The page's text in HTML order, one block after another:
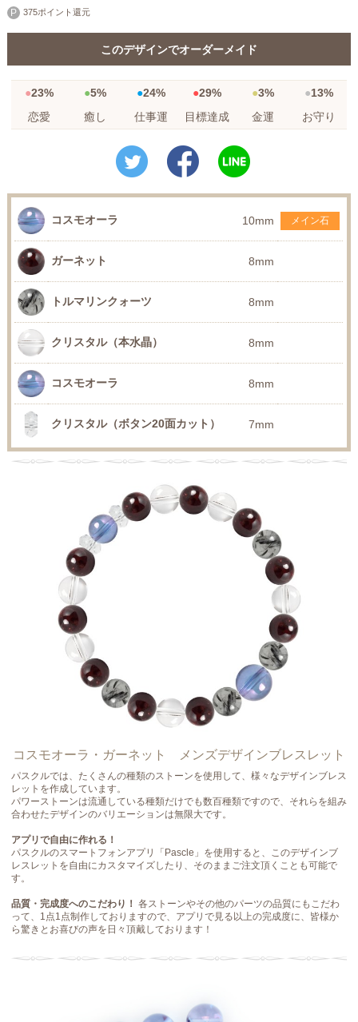
375ポイント還元
このデザインでオーダーメイド
23% 5% 24% 29% 3%
13%
恋愛
癒し 仕事運 目標達成 金運 お守り
コスモオーラ 10mm メイン石
ガーネット 8mm
トルマリンクォーツ 8mm
クリスタル（本水晶） 8mm
コスモオーラ 8mm
クリスタル（ボタン20面カット） 7mm
コスモオーラ・ガーネット メンズデザインブレスレット
パスクルでは、たくさんの種類のストーンを使用して、様々なデザインブレス
レットを作成しています。
パワーストーンは流通している種類だけでも数百種類ですので、それらを組み
合わせたデザインのバリエーションは無限大です。
アプリで自由に作れる！
パスクルのスマートフォンアプリ「Pascle」を使用すると、このデザインブ
レスレットを自由にカスタマイズしたり、そのままご注文頂くことも可能で
す。
品質・完成度へのこだわり！ 各ストーンやその他のパーツの品質にもこだわ
って、1点1点制作しておりますので、アプリで見る以上の完成度に、皆様か
ら驚きとお喜びの声を日々頂戴しております！